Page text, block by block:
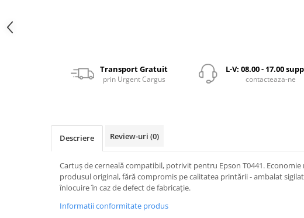
Transport Gratuit
prin Urgent Cargus
L-V: 08.00 - 17.00
contacteaza-ne
Descriere Review-uri (0)
Cartuș de cerneală compatibil, potrivit pentru Epson T0441. Economie
produsul original, fără compromis pe calitatea printării - ambalat
înlocuire în caz de defect de fabricație.
Informatii conformitate produs